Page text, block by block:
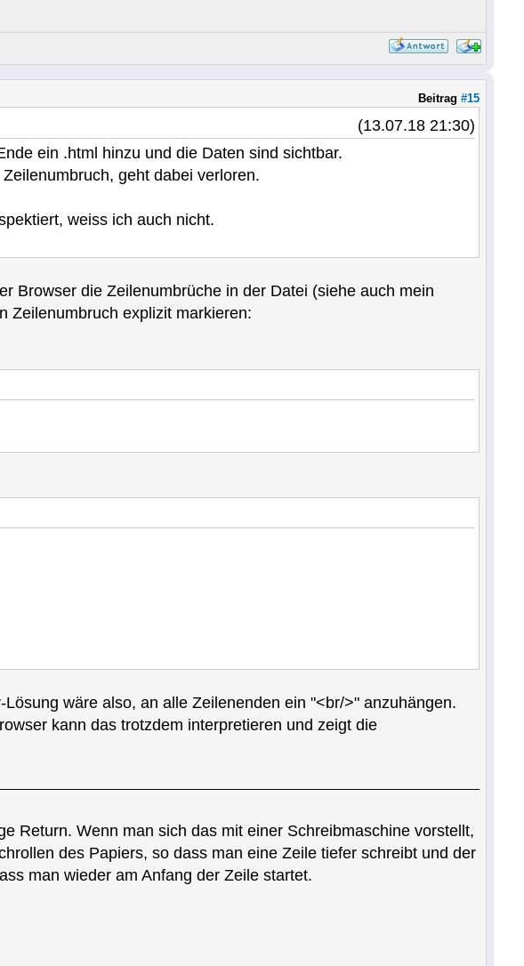
Beitrag #15
(13.07.18 21:30)
ein .html hinzu und die Daten sind sichtbar.
geht dabei verloren.
weiss ich auch nicht.
Browser die Zeilenumbrüche in der Datei (siehe auch mein
Zeilenumbruch explizit markieren:
wäre also, an alle Zeilenenden ein "<br/>" anzuhängen.
kann das trotzdem interpretieren und zeigt die
Return. Wenn man sich das mit einer Schreibmaschine vorstellt,
des Papiers, so dass man eine Zeile tiefer schreibt und der
man wieder am Anfang der Zeile startet.